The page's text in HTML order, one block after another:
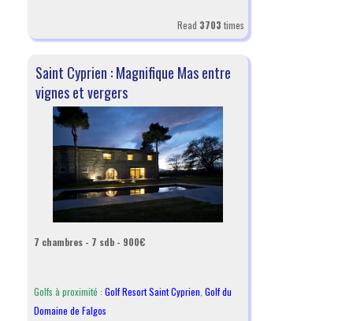
Read 3703 times
Saint Cyprien : Magnifique Mas entre
vignes et vergers
7 chambres - 7 sdb - 900€
Golfs à proximité : Golf Resort Saint Cyprien Golf du
Domaine de Falgos